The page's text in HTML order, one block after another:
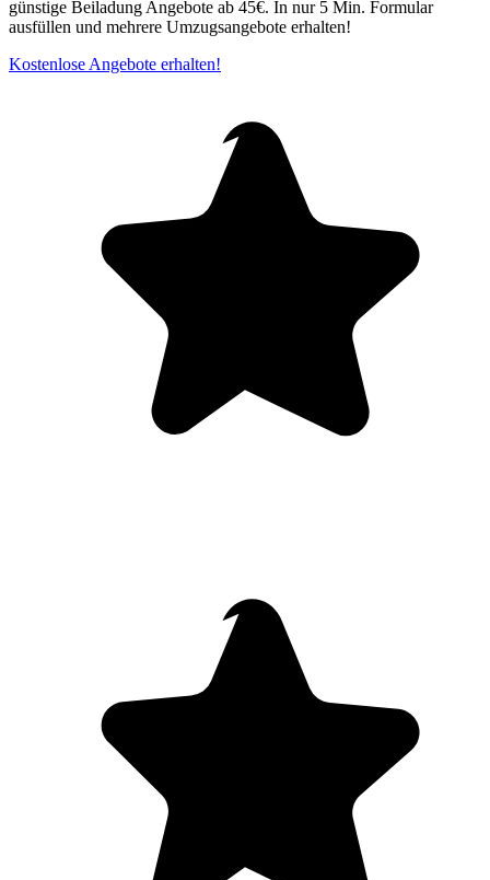
günstige Beiladung Angebote ab 45€. In nur 5 Min. Formular
ausfüllen und mehrere Umzugsangebote erhalten!
Kostenlose Angebote erhalten!